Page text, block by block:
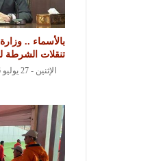
بالأسماء ..
تنقلات الشرطة لعام
الإثنين - 27 يوليو 2026